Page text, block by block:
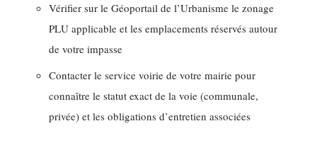
Vérifier sur le Géoportail de l’Urbanisme le zonage
PLU applicable et les emplacements réservés autour
de votre impasse
Contacter le service voirie de votre mairie pour
connaître le statut exact de la voie (communale,
privée) et les obligations d’entretien associées